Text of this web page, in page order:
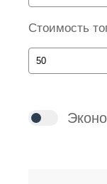
Стоимость